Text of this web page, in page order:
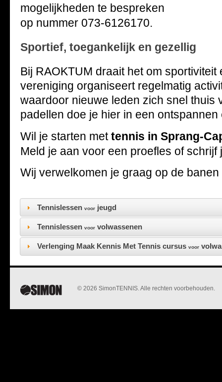
mogelijkheden te bespreken
op nummer 073-6126170.
Sportief, toegankelijk en gezellig
Bij RAOKTUM draait het om sportiviteit
vereniging organiseert regelmatig
waardoor nieuwe leden zich snel thuis
padellen doe je hier in een
Wil je starten met tennis in Sprang-
Meld je aan voor een proefles of
Wij verwelkomen je graag op de
Tennislessen voorjeugd
Tennislessen voorvolwassenen
Verlenging Maak Kennis Met Tennis cursus voor
© 2026 SimonTENNIS. Alle rechten voorbehouden.